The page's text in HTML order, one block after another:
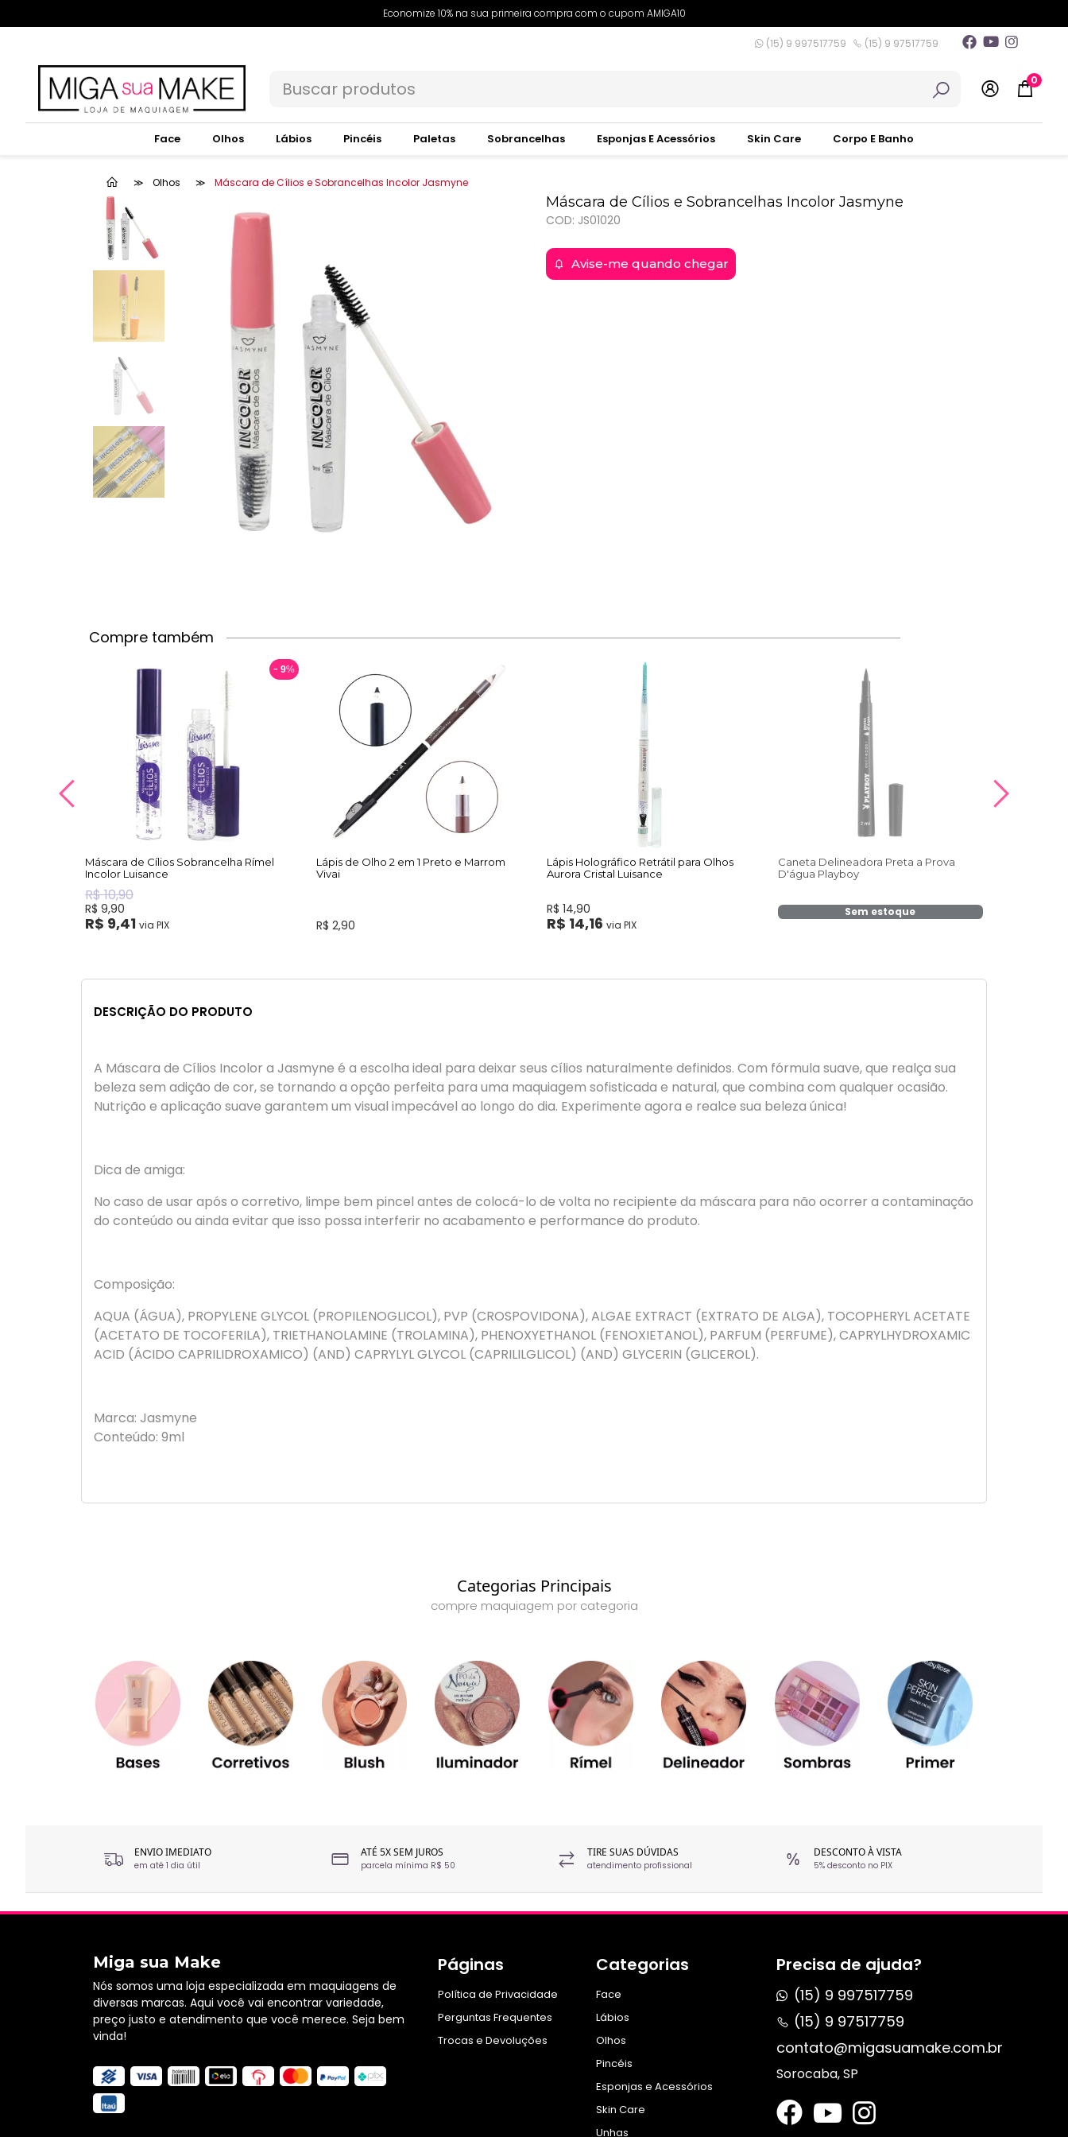
Economize 10% na sua primeira compra com o cupom AMIGA10
(15) 9 997517759 (15) 9 97517759
0
Face Olhos Lábios Pincéis Paletas Sobrancelhas Esponjas E Acessórios Skin Care Corpo E Banho
Olhos Máscara de Cílios e Sobrancelhas Incolor Jasmyne
Máscara de Cílios e Sobrancelhas Incolor Jasmyne
COD: JS01020
Avise-me quando chegar
Compre também
9%
Máscara de Cílios Sobrancelha Rímel
Incolor Luisance
R$ 10,90
R$ 9,90
R$ 9,41 via PIX
Lápis de Olho 2 em 1 Preto e Marrom
Vivai
R$ 2,90
Lápis Holográfico Retrátil para Olhos
Aurora Cristal Luisance
R$ 14,90
R$ 14,16 via PIX
Caneta Delineadora Preta a Prova
D'água Playboy
Sem estoque
DESCRIÇÃO DO PRODUTO
A Máscara de Cílios Incolor a Jasmyne é a escolha ideal para deixar seus cílios naturalmente definidos. Com fórmula suave, que realça sua
beleza sem adição de cor, se tornando a opção perfeita para uma maquiagem sofisticada e natural, que combina com qualquer ocasião.
Nutrição e aplicação suave garantem um visual impecável ao longo do dia. Experimente agora e realce sua beleza única!
Dica de amiga:
No caso de usar após o corretivo, limpe bem pincel antes de colocá-lo de volta no recipiente da máscara para não ocorrer a contaminação
do conteúdo ou ainda evitar que isso possa interferir no acabamento e performance do produto.
Composição:
AQUA (ÁGUA), PROPYLENE GLYCOL (PROPILENOGLICOL), PVP (CROSPOVIDONA), ALGAE EXTRACT (EXTRATO DE ALGA), TOCOPHERYL ACETATE
(ACETATO DE TOCOFERILA), TRIETHANOLAMINE (TROLAMINA), PHENOXYETHANOL (FENOXIETANOL), PARFUM (PERFUME), CAPRYLHYDROXAMIC
ACID (ÁCIDO CAPRILIDROXAMICO) (AND) CAPRYLYL GLYCOL (CAPRILILGLICOL) (AND) GLYCERIN (GLICEROL).
Marca: Jasmyne
Conteúdo: 9ml
Categorias Principais
compre maquiagem por categoria
ENVIO IMEDIATO
em até 1 dia útil
ATÉ 5X SEM JUROS
parcela mínima R$ 50
TIRE SUAS DÚVIDAS
atendimento profissional
DESCONTO À VISTA
5% desconto no PIX
Precisa de ajuda?
(15) 9 997517759
(15) 9 97517759
contato@migasuamake.com.br
Sorocaba, SP
Páginas
Política de Privacidade
Perguntas Frequentes
Trocas e Devoluções
Categorias
Face
Lábios
Olhos
Pincéis
Esponjas e Acessórios
Skin Care
Unhas
Miga sua Make
Nós somos uma loja especializada em maquiagens de
diversas marcas. Aqui você vai encontrar variedade,
preço justo e atendimento que você merece. Seja bem
vinda!